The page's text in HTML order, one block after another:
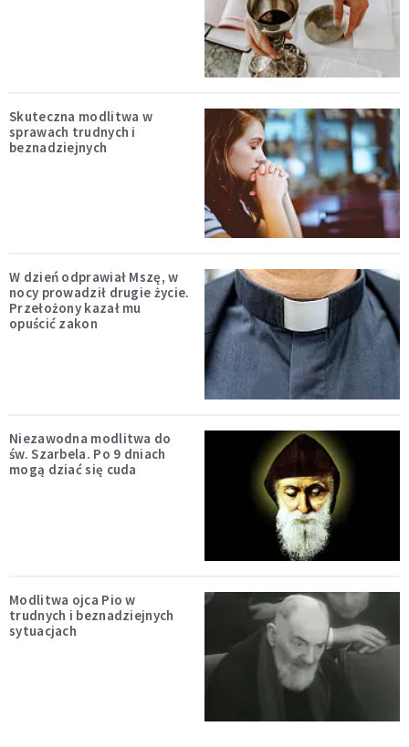
Skuteczna modlitwa w
sprawach trudnych i
beznadziejnych
W dzień odprawiał Mszę, w
nocy prowadził drugie życie.
Przełożony kazał mu
opuścić zakon
Niezawodna modlitwa do
św. Szarbela. Po 9 dniach
mogą dziać się cuda
Modlitwa ojca Pio w
trudnych i beznadziejnych
sytuacjach